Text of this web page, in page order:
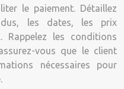
le paiement. Détaillez
les dates, les prix
les conditions
vous que le client
nécessaires pour